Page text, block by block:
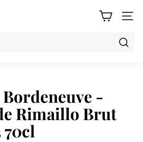
-
Rimaillo Brut
70cl